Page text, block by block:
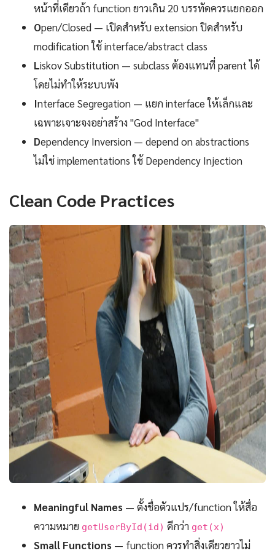
หน้าที่เดียวถ้า function ยาวเกิน 20 บรรทัดควรแยกออก
Open/Closed — เปิดสำหรับ extension ปิดสำหรับ
modification ใช้ interface/abstract class
Liskov Substitution — subclass ต้องแทนที่ parent ได้
โดยไม่ทำให้ระบบพัง
Interface Segregation — แยก interface ให้เล็กและ
เฉพาะเจาะจงอย่าสร้าง "God Interface"
Dependency Inversion — depend on abstractions
ไม่ใช่ implementations ใช้ Dependency Injection
Clean Code Practices
Meaningful Names — ตั้งชื่อตัวแปร/function ให้สื่อ
ความหมาย getUserById(id) ดีกว่า get(x)
Small Functions — function ควรทำสิ่งเดียวยาวไม่